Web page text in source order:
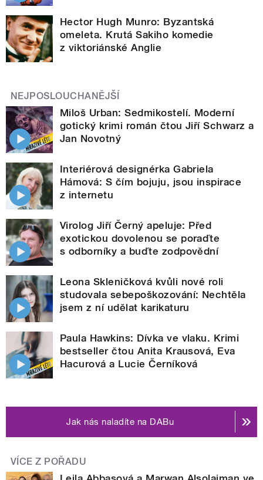
Hector Hugh Munro: Byzantská
omeleta. Krutá Sakiho komedie
z viktoriánské Anglie
NEJPOSLOUCHANĚJŠÍ
Miloš Urban: Sedmikostelí. Moderní
gotický krimi román čtou Jiří Schwarz a
Jan Novotný
Interiérová designérka Gabriela
Hámová: S čím bojuju, jsou inspirace
z internetu
Virolog Jiří Černý apeluje: Před
exotickou dovolenou se poraďte
s odborníky a buďte zodpovědní
Leona Skleničková kvůli nové roli
studovala sebepoškozování: Nechtěla
jsem z ní udělat karikaturu
Paula Hawkins: Dívka ve vlaku. Krimi
bestseller čtou Anita Krausová, Eva
Hacurová a Lucie Černíková
Jak nás naladíte na DABu
VÍCE Z POŘADU